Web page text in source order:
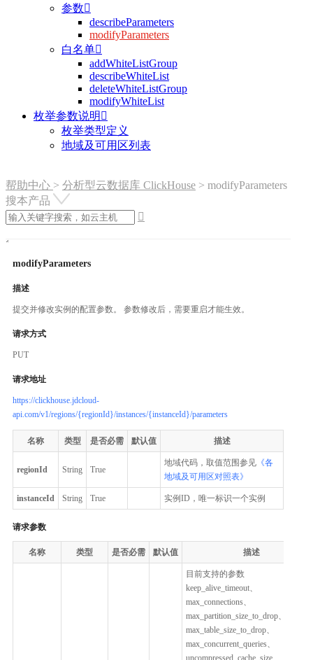
参数
describeParameters
modifyParameters
白名单
addWhiteListGroup
describeWhiteList
deleteWhiteListGroup
modifyWhiteList
枚举参数说明 
枚举类型定义
地域及可用区列表
帮助中心 > 分析型云数据库 ClickHouse > modifyParameters
搜本产品

modifyParameters
描述
提交并修改实例的配置参数。 参数修改后，需要重启才能生效。
请求方式
PUT
请求地址
https://clickhouse.jdcloud-
api.com/v1/regions/{regionId}/instances/{instanceId}/parameters
名称 类型 是否必需 默认值 描述
regionId String True
地域代码，取值范围参见 《各
地域及可用区对照表》
instanceId String True 实例ID，唯一标识一个实例
请求参数
名称 类型 是否必需 默认值 描述
目前支持的参数
keep_alive_timeout、
max_connections、
max_partition_size_to_drop、
max_table_size_to_drop、
max_concurrent_queries、
uncompressed_cache_size、